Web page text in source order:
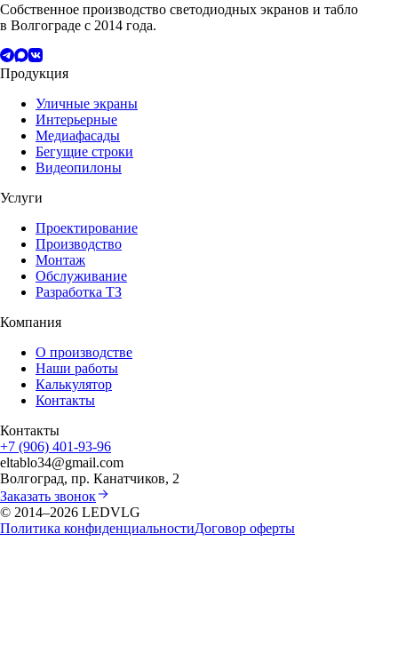
Собственное производство светодиодных экранов и табло
в Волгограде с 2014 года.
Продукция
Уличные экраны
Интерьерные
Медиафасады
Бегущие строки
Видеопилоны
Услуги
Проектирование
Производство
Монтаж
Обслуживание
Разработка ТЗ
Компания
О производстве
Наши работы
Калькулятор
Контакты
Контакты
+7 (906) 401-93-96
eltablo34@gmail.com
Волгоград, пр. Канатчиков, 2
Заказать звонок
© 2014–2026 LEDVLG
Политика конфиденциальностиДоговор оферты